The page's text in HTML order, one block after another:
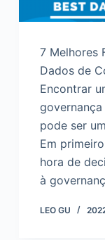
7 Melhores
Dados de
Encontrar
pode ser
Em
hora de
à
LEO GU